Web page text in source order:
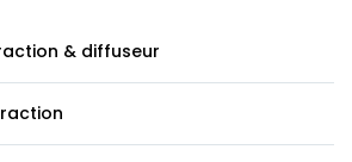
& diffuseur